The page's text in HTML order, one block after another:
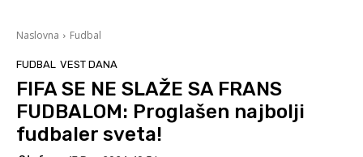
Naslovna Fudbal
FUDBAL VEST DANA
FIFA SE NE SLAŽE SA FRANS
FUDBALOM: Proglašen najbolji
fudbaler sveta!